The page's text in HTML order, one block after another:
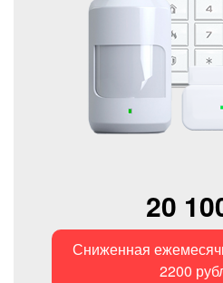
20
Сниженная
2200